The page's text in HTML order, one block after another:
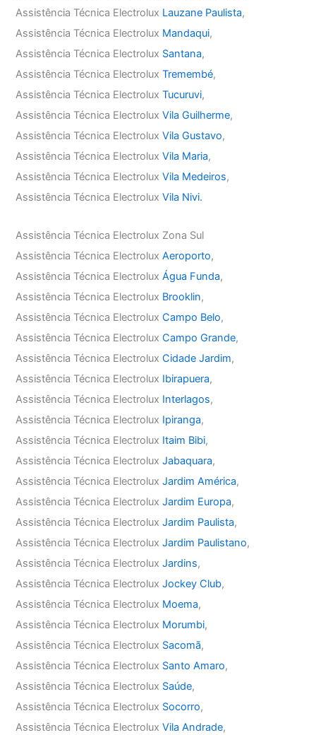
Assistência Técnica Electrolux Lauzane Paulista,
Assistência Técnica Electrolux Mandaqui,
Assistência Técnica Electrolux Santana,
Assistência Técnica ElectroluxTremembé,
Assistência Técnica ElectroluxTucuruvi,
Assistência Técnica ElectroluxVila Guilherme,
Assistência Técnica ElectroluxVila Gustavo,
Assistência Técnica ElectroluxVila Maria,
Assistência Técnica ElectroluxVila Medeiros,
Assistência Técnica ElectroluxVila Nivi.
Assistência Técnica Electrolux Zona Sul
Assistência Técnica ElectroluxAeroporto,
Assistência Técnica ElectroluxÁgua Funda,
Assistência Técnica Electrolux Brooklin,
Assistência Técnica ElectroluxCampo Belo,
Assistência Técnica ElectroluxCampo Grande,
Assistência Técnica ElectroluxCidade Jardim,
Assistência Técnica Electrolux Ibirapuera,
Assistência Técnica Electrolux Interlagos,
Assistência Técnica Electrolux Ipiranga,
Assistência Técnica Electrolux Itaim Bibi,
Assistência Técnica ElectroluxJabaquara,
Assistência Técnica ElectroluxJardim América,
Assistência Técnica ElectroluxJardim Europa,
Assistência Técnica ElectroluxJardim Paulista,
Assistência Técnica ElectroluxJardim Paulistano,
Assistência Técnica ElectroluxJardins,
Assistência Técnica ElectroluxJockey Club,
Assistência Técnica Electrolux Moema,
Assistência Técnica Electrolux Morumbi,
Assistência Técnica Electrolux Sacomã,
Assistência Técnica Electrolux Santo Amaro,
Assistência Técnica Electrolux Saúde,
Assistência Técnica Electrolux Socorro,
Assistência Técnica ElectroluxVila Andrade,